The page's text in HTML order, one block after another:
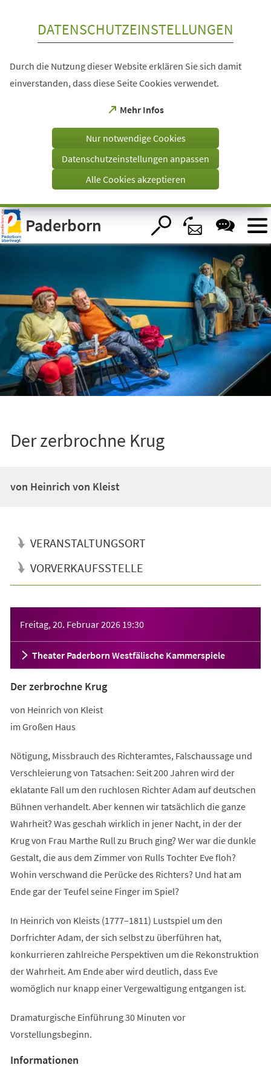
Visuelle
Assistenzsoftware
öffnen.
DATENSCHUTZEINSTELLUNGEN
Durch die Nutzung dieser Website erklären Sie sich damit
einverstanden, dass diese Seite Cookies verwendet.
Mehr Infos
(Öffnet
einem
Tab)
Nur notwendige Cookies
Datenschutzeinstellungen anpassen
Alle Cookies akzeptieren
Paderborn
Der zerbrochne Krug
von Heinrich von Kleist
VERANSTALTUNGSORT
VORVERKAUFSSTELLE
Freitag, 20. Februar 2026 19:30
Theater Paderborn Westfälische Kammerspiele
Der zerbrochne Krug
von Heinrich von Kleist
im Großen Haus
Nötigung, Missbrauch des Richteramtes, Falschaussage und
Verschleierung von Tatsachen: Seit 200 Jahren wird der
eklatante Fall um den ruchlosen Richter Adam auf deutschen
Bühnen verhandelt. Aber kennen wir tatsächlich die ganze
Wahrheit? Was geschah wirklich in jener Nacht, in der der
Krug von Frau Marthe Rull zu Bruch ging? Wer war die dunkle
Gestalt, die aus dem Zimmer von Rulls Tochter Eve floh?
Wohin verschwand die Perücke des Richters? Und hat am
Ende gar der Teufel seine Finger im Spiel?
In Heinrich von Kleists (1777–1811) Lustspiel um den
Dorfrichter Adam, der sich selbst zu überführen hat,
konkurrieren zahlreiche Perspektiven um die Rekonstruktion
der Wahrheit. Am Ende aber wird deutlich, dass Eve
womöglich nur knapp einer Vergewaltigung entgangen ist.
Dramaturgische Einführung 30 Minuten vor
Vorstellungsbeginn.
Informationen